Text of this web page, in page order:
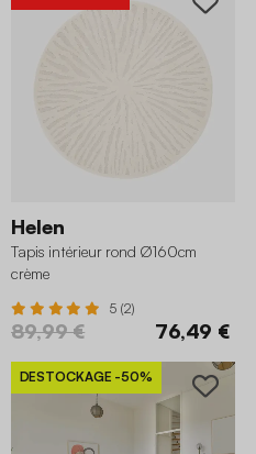
Helen
Tapis intérieur rond Ø160cm
crème
5 (2)
89,99 € 76,49 €
DESTOCKAGE -50%